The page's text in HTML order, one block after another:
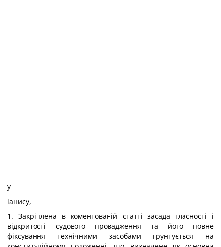
у
іанису,
1. Закріплена в коментованій статті засада гласності і
відкритості судового провадження та його повне
фіксування технічними засобами грунтується на